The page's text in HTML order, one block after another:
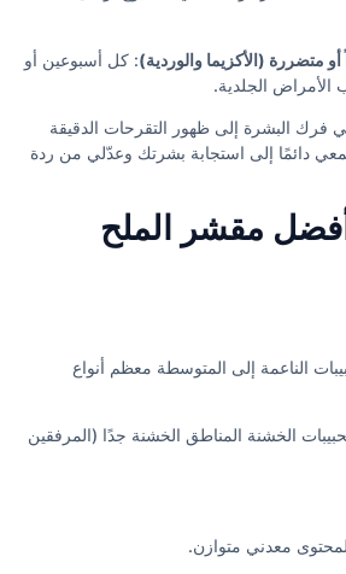
متضررة (الأكزيما والوردية): كل أسبوعين أو
الأمراض الجلدية.
فرك البشرة إلى ظهور التقرحات الدقيقة
دائمًا إلى استجابة بشرتك وعدّلي من ردة
أفضل مقشر الملح
الناعمة إلى المتوسطة معظم أنواع
الخشنة المناطق الخشنة جدًا (المرفقين
معدني متوازن.